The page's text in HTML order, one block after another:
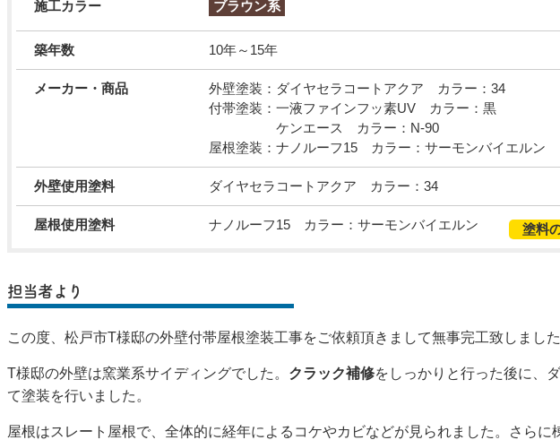
施工カラー ブラウン系
築年数 10年～15年
メーカー・商品
外壁塗装：ダイヤセラコートアクア カラー：34
付帯塗装：一液ファインフッ素UV カラー：黒
ケンエース カラー：N-90
屋根塗装：ナノルーフ15 カラー：サーモンバイエルン
外壁使用塗料 ダイヤセラコートアクア カラー：34
屋根使用塗料 ナノルーフ15 カラー：サーモンバイエルン 塗料
担当者より
この度、松戸市T様邸の外壁付帯屋根塗装工事をご依頼頂きまして無事完工致しました
T様邸の外壁は窯業系サイディングでした。 クラック補修をしっかりと行った後に、
て塗装を行いました。
屋根はスレート屋根で、全体的に経年によるコケやカビなどが見られました。さらに